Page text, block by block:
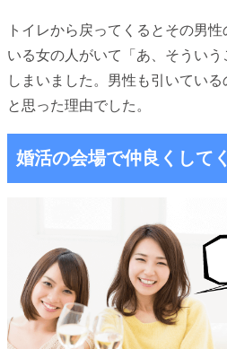
トイレから戻ってくるとその男
いる女の人がいて「あ、そうい
しまいました。男性も引いてい
と思った理由でした。
婚活の会場で仲良くして